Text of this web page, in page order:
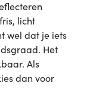
licht
wel dat je iets
Het
Als
dan voor